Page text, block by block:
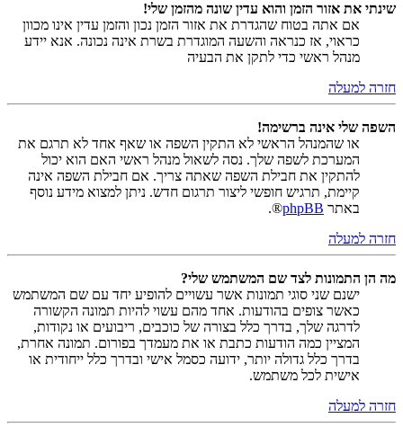
שינתי את אזור הזמן והוא עדין שונה מהזמן שלי!
אם אתה בטוח שהגדרת את אזור הזמן נכון והזמן עדין אינו מכוון
כראוי, אז כנראה והשעה המוגדרת בשרת אינה נכונה. אנא יידע
מנהל ראשי כדי לתקן את הבעיה
חזרה למעלה
השפה שלי אינה ברשימה!
או שהמנהל הראשי לא התקין השפה או שאף אחד לא תרגם את
המערכת לשפה שלך. נסה לשאול מנהל ראשי האם הוא יכול
להתקין את חבילת השפה שאתה צריך. אם חבילת השפה אינה
קיימת, תרגיש חופשי ליצור תרגום חדש. ניתן למצוא מידע נוסף
באתר phpBB
®.
חזרה למעלה
מה הן התמונות לצד שם המשתמש שלי?
ישנם שני סוגי תמונות אשר עשויים להופיע יחד עם שם המשתמש
כאשר צופים בהודעות. אחד מהם עשוי להיות תמונה הקשורה
לדרגה שלך, בדרך כלל בצורה של כוכבים, ריבועים או נקודות,
המציין כמה הודעות כתבת או את מעמדך בפורום. תמונה אחרת,
בדרך כלל גדולה יותר, ידועה כסמל אישי ובדרך כלל ייחודית או
אישית לכל משתמש.
חזרה למעלה